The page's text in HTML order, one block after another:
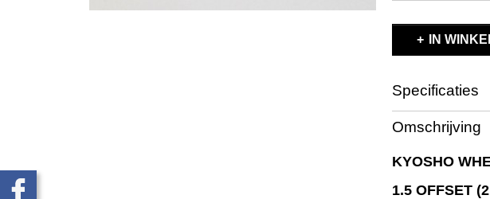
IN
Specificaties
Productcode
EAN code
Bruto gewicht
Omschrijving
KYOSHO
1.5 OFFSET